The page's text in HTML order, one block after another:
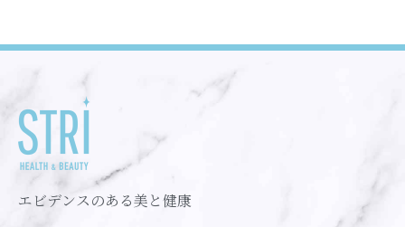
エビデンスのある美と健康